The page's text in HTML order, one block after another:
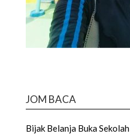
JOM BACA
Bijak Belanja Buka Sekolah